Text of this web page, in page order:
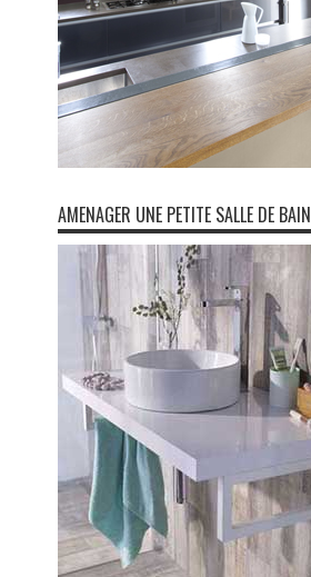
AMENAGER UNE PETITE SALLE DE BAIN